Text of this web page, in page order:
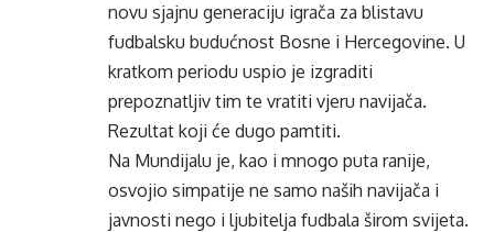
novu sjajnu generaciju igrača za blistavu
fudbalsku budućnost Bosne i Hercegovine. U
kratkom periodu uspio je izgraditi
prepoznatljiv tim te vratiti vjeru navijača.
Rezultat koji će dugo pamtiti.
Na Mundijalu je, kao i mnogo puta ranije,
osvojio simpatije ne samo naših navijača i
javnosti nego i ljubitelja fudbala širom svijeta.